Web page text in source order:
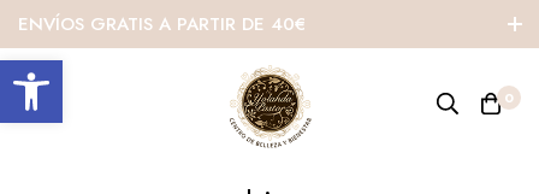
Abrir barra de herramientas
ENVÍOS GRATIS A PARTIR DE 40€
0